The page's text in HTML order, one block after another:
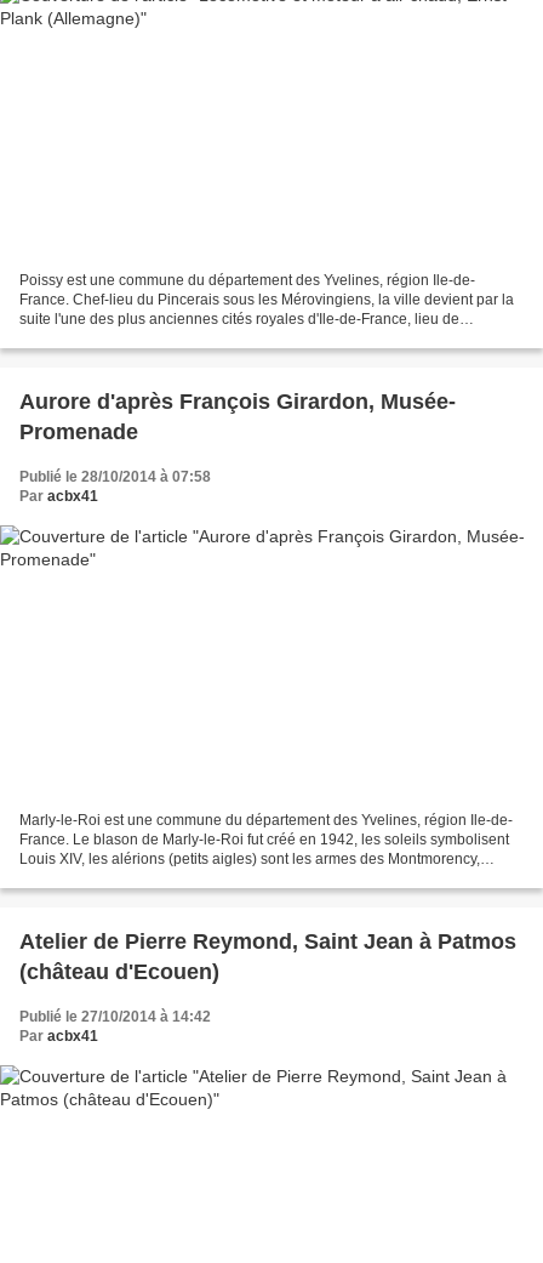
Poissy est une commune du département des Yvelines, région Ile-de-
France. Chef-lieu du Pincerais sous les Mérovingiens, la ville devient par la
suite l'une des plus anciennes cités royales d'Ile-de-France, lieu de
Aurore d'après François Girardon, Musée-
Promenade
Publié le 28/10/2014 à 07:58
Par acbx41
Marly-le-Roi est une commune du département des Yvelines, région Ile-de-
France. Le blason de Marly-le-Roi fut créé en 1942, les soleils symbolisent
Louis XIV, les alérions (petits aigles) sont les armes des Montmorency,
Atelier de Pierre Reymond, Saint Jean à Patmos
(château d'Ecouen)
Publié le 27/10/2014 à 14:42
Par acbx41